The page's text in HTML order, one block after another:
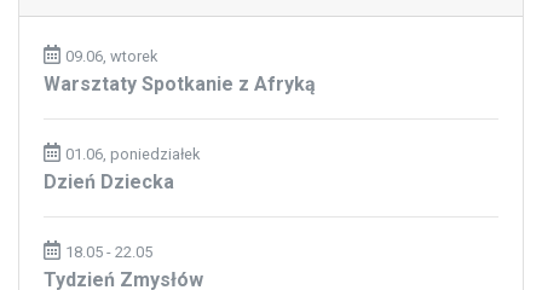
09.06, wtorek
Warsztaty Spotkanie z Afryką
01.06, poniedziałek
Dzień Dziecka
18.05 - 22.05
Tydzień Zmysłów